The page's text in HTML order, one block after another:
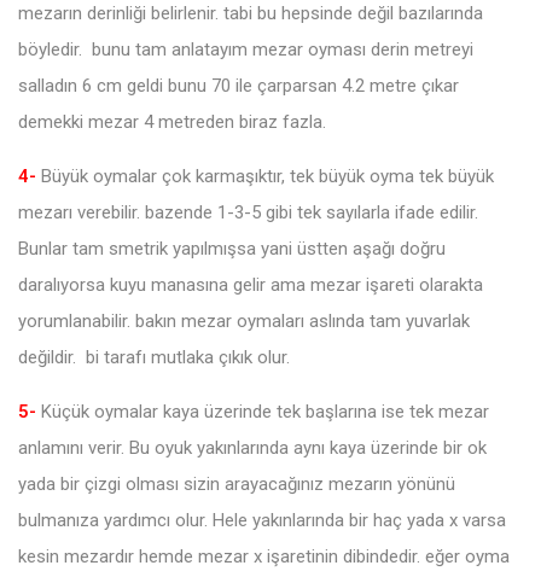
mezarın derinliği belirlenir. tabi bu hepsinde değil bazılarında
böyledir. bunu tam anlatayım mezar oyması derin metreyi
salladın 6 cm geldi bunu 70 ile çarparsan 4.2 metre çıkar
demekki mezar 4 metreden biraz fazla.
4- Büyük oymalar çok karmaşıktır, tek büyük oyma tek büyük
mezarı verebilir. bazende 1-3-5 gibi tek sayılarla ifade edilir.
Bunlar tam smetrik yapılmışsa yani üstten aşağı doğru
daralıyorsa kuyu manasına gelir ama mezar işareti olarakta
yorumlanabilir. bakın mezar oymaları aslında tam yuvarlak
değildir. bi tarafı mutlaka çıkık olur.
5- Küçük oymalar kaya üzerinde tek başlarına ise tek mezar
anlamını verir. Bu oyuk yakınlarında aynı kaya üzerinde bir ok
yada bir çizgi olması sizin arayacağınız mezarın yönünü
bulmanıza yardımcı olur. Hele yakınlarında bir haç yada x varsa
kesin mezardır hemde mezar x işaretinin dibindedir. eğer oyma